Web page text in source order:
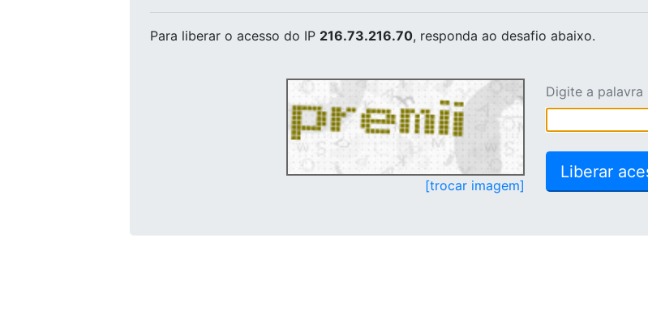
Para liberar o acesso do IP 216.73.216.70, responda ao desafio abaixo.
[trocar imagem]
Digite a